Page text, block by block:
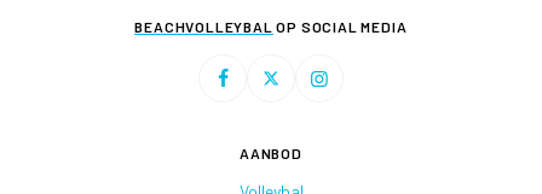
BEACHVOLLEYBAL OP SOCIAL MEDIA
AANBOD